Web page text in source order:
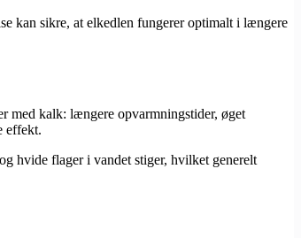
kan sikre, at elkedlen fungerer optimalt i længere
med kalk: længere opvarmningstider, øget
effekt.
hvide flager i vandet stiger, hvilket generelt